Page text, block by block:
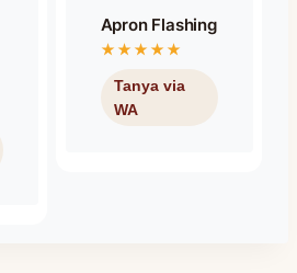
Apron Flashing